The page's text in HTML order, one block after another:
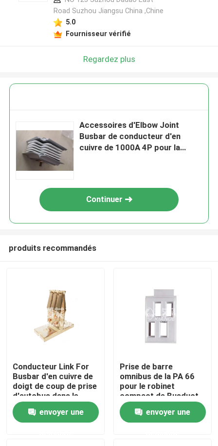
Maison
Produits
Road Suzhou Jiangsu China ,Chine
5.0
Fournisseur vérifié
Regardez plus
Accessoires d'Elbow Joint
Busbar de conducteur d'en
cuivre de 1000A 4P pour la
Continuer
produits recommandés
Conducteur Link For
Busbar d'en cuivre de
doigt de coup de prise
d'autobus dans le
robinet outre de la
boîte
envoyer une
Prise de barre
omnibus de la PA 66
pour le robinet
compact de Busduct
outre de l'unité pour la
puissanceenvoyer une